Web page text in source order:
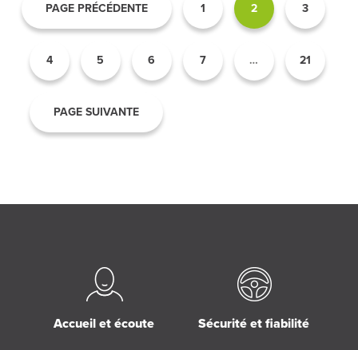
PAGE PRÉCÉDENTE 1 2 3
4 5 6 7 … 21
PAGE SUIVANTE
Accueil et écoute Sécurité et fiabilité